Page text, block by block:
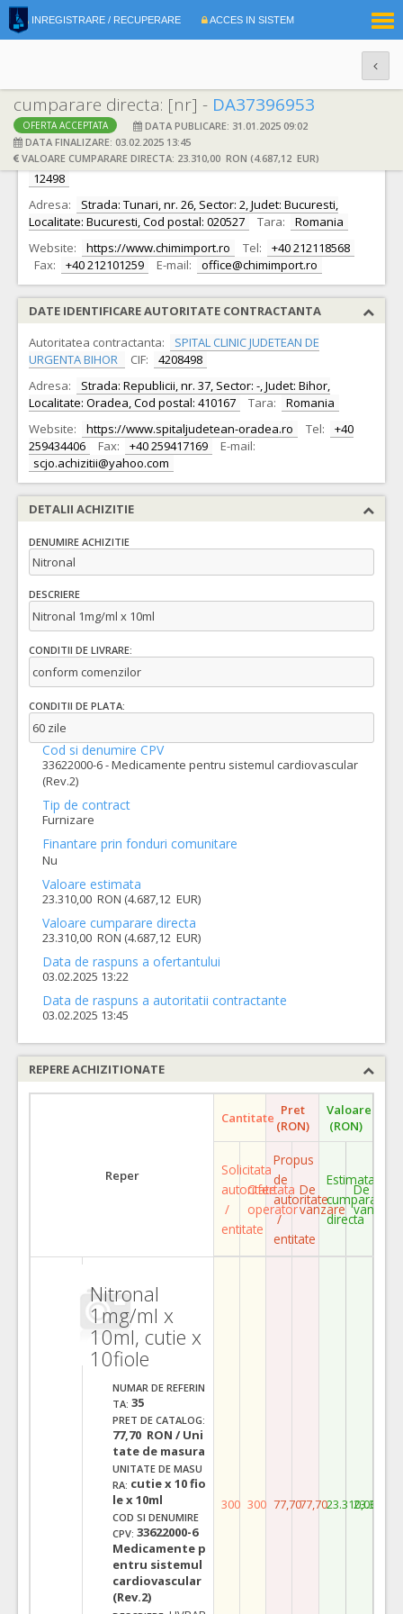
INREGISTRARE / RECUPERARE ACCES IN SISTEM
cumparare directa: [nr] - DA37396953
OFERTA ACCEPTATA
DATA PUBLICARE: 31.01.2025 09:02
DATA FINALIZARE: 03.02.2025 13:45
VALOARE CUMPARARE DIRECTA: 23.310,00 RON (4.687,12 EUR)
DATE IDENTIFICARE OFERTANT
Ofertant: S.C. CHIMIMPORTEXPORT PLURIMEX S.R.L.
12498
Adresa:
Strada: Tunari, nr. 26, Sector: 2, Judet: Bucuresti,
Localitate: Bucuresti, Cod postal: 020527
Tara:
Romania
Website:
https://www.chimimport.ro Tel:
+40 212118568
Fax:
+40 212101259 E-mail: office@chimimport.ro
DATE IDENTIFICARE AUTORITATE CONTRACTANTA
Autoritatea contractanta:
SPITAL CLINIC JUDETEAN DE
URGENTA BIHOR
CIF:
4208498
Adresa:
Strada: Republicii, nr. 37, Sector: -, Judet: Bihor,
Localitate: Oradea, Cod postal: 410167
Tara:
Romania
Website:
https://www.spitaljudetean-oradea.ro Tel:
+40
259434406
Fax: +40 259417169
E-mail:
scjo.achizitii@yahoo.com
DETALII ACHIZITIE
DENUMIRE ACHIZITIE
Nitronal
DESCRIERE
Nitronal 1mg/ml x 10ml
CONDITII DE LIVRARE:
conform comenzilor
CONDITII DE PLATA:
60 zile
Cod si denumire CPV
33622000-6 - Medicamente pentru sistemul cardiovascular
(Rev.2)
Tip de contract
Furnizare
Finantare prin fonduri comunitare
Nu
Valoare estimata
23.310,00 RON (4.687,12 EUR)
Valoare cumparare directa
23.310,00 RON (4.687,12 EUR)
Data de raspuns a ofertantului
03.02.2025 13:22
Data de raspuns a autoritatii contractante
03.02.2025 13:45
REPERE ACHIZITIONATE
Reper
Cantitate Pret
(RON)
Valoare
(RON)
Solicitata
autoritate
/
entitate
Ofertata
operator
Propus
de
autoritate
/
entitate
De
vanzare
Estimata
cumparare
directa
De
vanzare
Nitronal
1mg/ml x
10ml, cutie x
10fiole
NUMAR DE REFERIN
TA: 35
PRET DE CATALOG:
77,70 RON / Uni
tate de masura
UNITATE DE MASU
RA: cutie x 10 fio
le x 10ml
COD SI DENUMIRE
CPV: 33622000-6
Medicamente p
entru sistemul
cardiovascular
(Rev.2)
300 300 77,7077,7023.310,00